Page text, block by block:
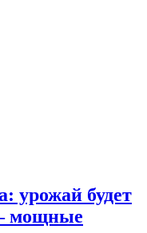
урожай будет
мощные